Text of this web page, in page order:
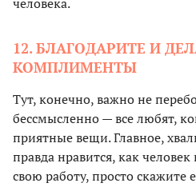
человека.
12. БЛАГОДАРИТЕ И
КОМПЛИМЕНТЫ
Тут, конечно, важно не
бессмысленно — все любят,
приятные вещи. Главное,
правда нравится, как
свою работу, просто скажите